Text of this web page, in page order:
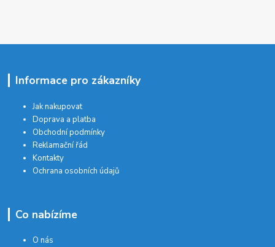
Informace pro zákazníky
Jak nakupovat
Doprava a platba
Obchodní podmínky
Reklamační řád
Kontakty
Ochrana osobních údajů
Co nabízíme
O nás